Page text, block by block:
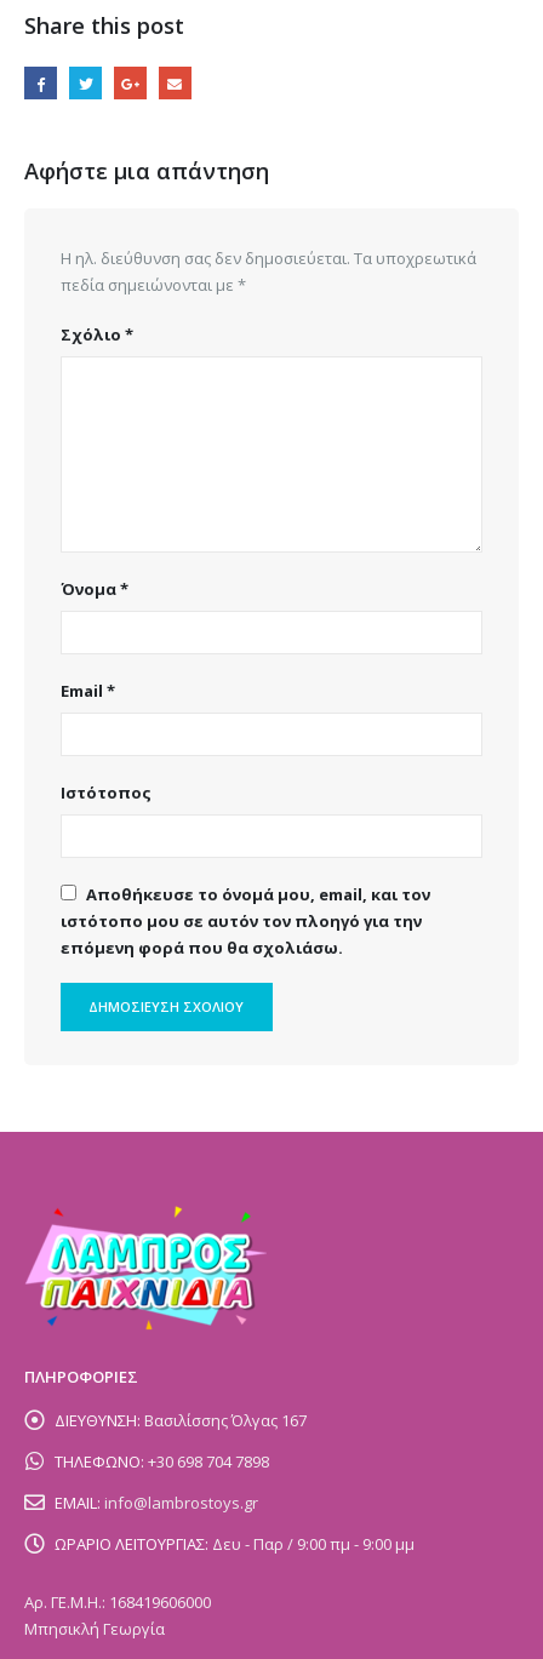
Share this post
Αφήστε μια απάντηση
Η ηλ. διεύθυνση σας δεν δημοσιεύεται. Τα υποχρεωτικά
πεδία σημειώνονται με *
Σχόλιο *
Όνομα*
Email *
Ιστότοπος
Αποθήκευσε το όνομά μου, email, και τον
ιστότοπο μου σε αυτόν τον πλοηγό για την
επόμενη φορά που θα σχολιάσω.
ΠΛΗΡΟΦΟΡΙΕΣ
ΔΙΕΥΘΥΝΣΗ: Βασιλίσσης Όλγας 167
ΤΗΛΕΦΩΝΟ: +30 698 704 7898
EMAIL: info@lambrostoys.gr
ΩΡΑΡΙΟ ΛΕΙΤΟΥΡΓΙΑΣ: Δευ - Παρ / 9:00 πμ - 9:00 μμ
Αρ. ΓΕ.Μ.Η.: 168419606000
Μπησικλή Γεωργία